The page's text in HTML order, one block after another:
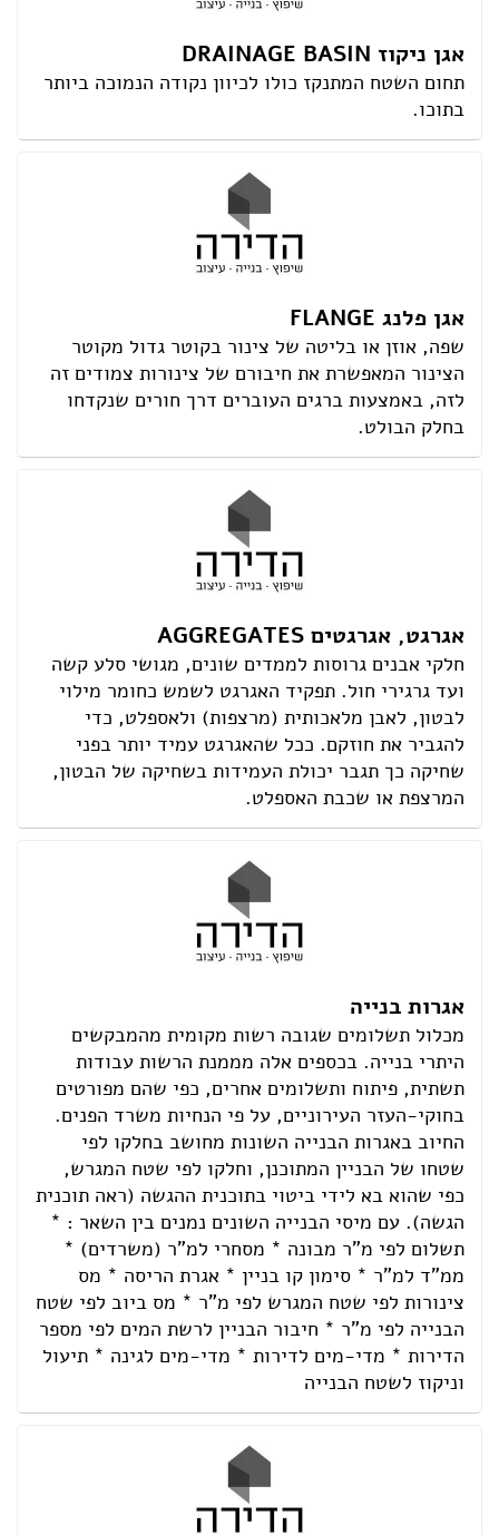
אגן ניקוז DRAINAGE BASIN
תחום השטח המתנקז כולו לכיוון נקודה הנמוכה ביותר
בתוכו.
אגן פלנג FLANGE
שפה, אוזן או בליטה של צינור בקוטר גדול מקוטר
הצינור המאפשרת את חיבורם של צינורות צמודים זה
לזה, באמצעות ברגים העוברים דרך חורים שנקדחו
בחלק הבולט.
אגרגט, אגרגטים AGGREGATES
חלקי אבנים גרוסות לממדים שונים, מגושי סלע קשה
ועד גרגירי חול. תפקיד האגרגט לשמש כחומר מילוי
לבטון, לאבן מלאכותית (מרצפות) ולאספלט, כדי
להגביר את חוזקם. ככל שהאגרגט עמיד יותר בפני
שחיקה כך תגבר יכולת העמידות בשחיקה של הבטון,
המרצפת או שכבת האספלט.
אגרות בנייה
מכלול תשלומים שגובה רשות מקומית מהמבקשים
היתרי בנייה. בכספים אלה מממנת הרשות עבודות
תשתית, פיתוח ותשלומים אחרים, כפי שהם מפורטים
בחוקי-העזר העירוניים, על פי הנחיות משרד הפנים.
החיוב באגרות הבנייה השונות מחושב בחלקו לפי
שטחו של הבניין המתוכנן, וחלקו לפי שטח המגרש,
כפי שהוא בא לידי ביטוי בתוכנית ההגשה (ראה תוכנית
הגשה). עם מיסי הבנייה השונים נמנים בין השאר : *
תשלום לפי מ"ר מבונה * מסחרי למ"ר (משרדים) *
ממ"ד למ"ר * סימון קו בניין * אגרת הריסה * מס
צינורות לפי שטח המגרש לפי מ"ר * מס ביוב לפי שטח
הבנייה לפי מ"ר * חיבור הבניין לרשת המים לפי מספר
הדירות * מדי-מים לדירות * מדי-מים לגינה * תיעול
וניקוז לשטח הבנייה